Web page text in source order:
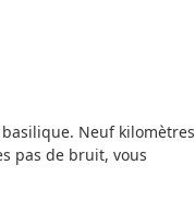
Neuf kilomètres
pas de bruit, vous